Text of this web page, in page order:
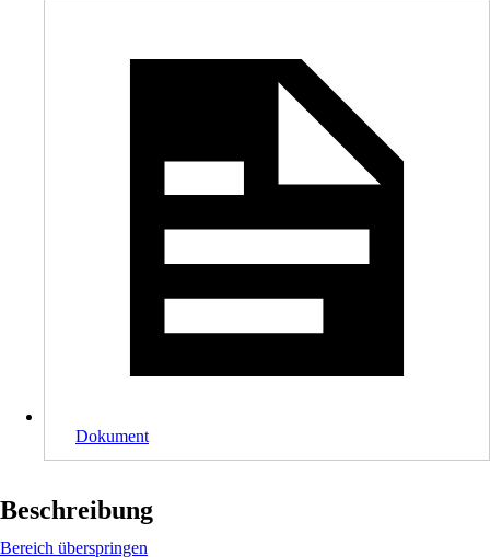
Dokument
Beschreibung
Bereich überspringen